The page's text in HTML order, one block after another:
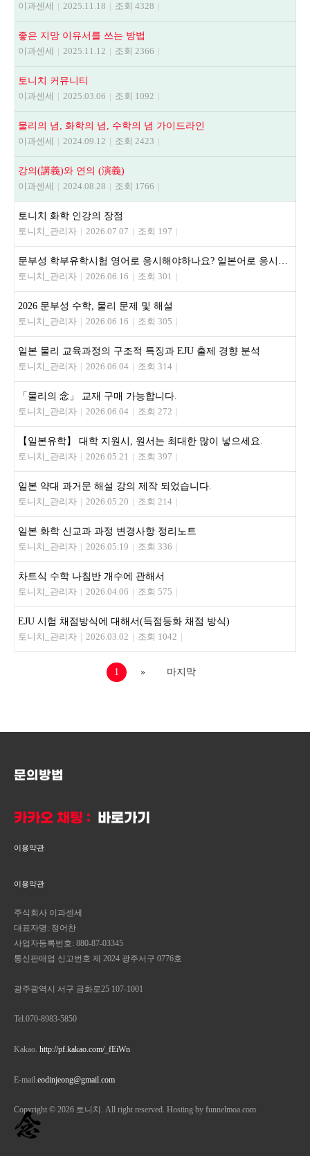
이과센세
| 2025.11.18 | 조회 4328 |
좋은 지망 이유서를 쓰는 방법
이과센세
| 2025.11.12 | 조회 2366 |
토니치 커뮤니티
이과센세
| 2025.03.06 | 조회 1092 |
물리의 념, 화학의 념, 수학의 념 가이드라인
이과센세
| 2024.09.12 | 조회 2423 |
강의(講義)와 연의 (演義)
이과센세
| 2024.08.28 | 조회 1766 |
토니치 화학 인강의 장점
토니치_관리자 | 2026.07.07 | 조회 197 |
문부성 학부유학시험 영어로 응시해야하나요? 일본어로 응시해야하나요?
토니치_관리자 | 2026.06.16 | 조회 301 |
2026 문부성 수학, 물리 문제 및 해설
토니치_관리자 | 2026.06.16 | 조회 305 |
일본 물리 교육과정의 구조적 특징과 EJU 출제 경향 분석
토니치_관리자 | 2026.06.04 | 조회 314 |
「물리의 念」 교재 구매 가능합니다.
토니치_관리자 | 2026.06.04 | 조회 272 |
【일본유학】 대학 지원시, 원서는 최대한 많이 넣으세요.
토니치_관리자 | 2026.05.21 | 조회 397 |
일본 약대 과거문 해설 강의 제작 되었습니다.
토니치_관리자 | 2026.05.20 | 조회 214 |
일본 화학 신교과 과정 변경사항 정리노트
토니치_관리자 | 2026.05.19 | 조회 336 |
차트식 수학 나침반 개수에 관해서
토니치_관리자 | 2026.04.06 | 조회 575 |
EJU 시험 채점방식에 대해서(득점등화 채점 방식)
토니치_관리자 | 2026.03.02 | 조회 1042 |
1 » 마지막
문의방법
카카오 채팅 : 바로가기
이용약관
이용약관
주식회사 이과센세
대표자명: 정어찬
사업자등록번호: 880-87-03345
통신판매업 신고번호 제 2024 광주서구 0776호
광주광역시 서구 금화로25 107-1001
Tel.070-8983-5850
Kakao. http://pf.kakao.com/_fEiWn
E-mail.eodinjeong@gmail.com
Copyright © 2026 토니치. All right reserved. Hosting by funnelmoa.com